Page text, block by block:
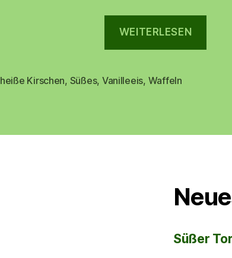
WEITERLESEN
🧇“
heiße Kirschen, Süßes, Vanilleeis, Waffeln
Süßer